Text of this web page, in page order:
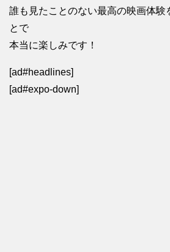
誰も見たことのない最高の映画体験
とで
本当に楽しみです！
[ad#headlines]
[ad#expo-down]